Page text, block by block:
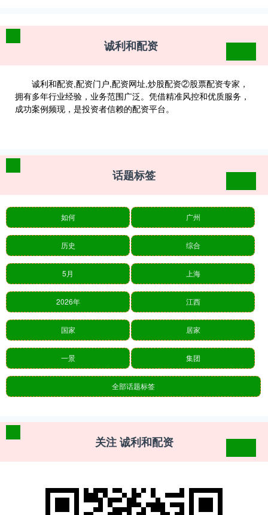
诚利和配资
诚利和配资,配资门户,配资网址,炒股配资②股票配资专家，
拥有多年行业经验，业务范围广泛。凭借精准风控和优质服务，
成功案例频现，是投资者信赖的配资平台。
话题标签
如何 广州
历史 综合
5月 上海
2026年 江西
国家 居家
一景 集团
全部话题标签
关注 诚利和配资